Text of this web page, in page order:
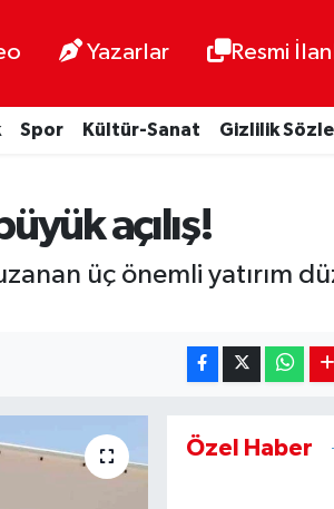
Yazarlar Resmi
Spor Kültür-Sanat Gizlilik
açılış!
üç önemli yatırım
Özel Haber